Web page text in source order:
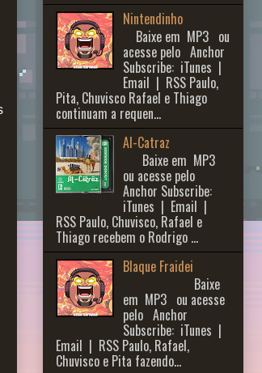
Nintendinho
Baixe em MP3 ou
acesse pelo Anchor
Subscribe: iTunes |
Email | RSS Paulo,
Pita, Chuvisco Rafael e Thiago
continuam a requen...
Al-Catraz
Baixe em MP3
ou acesse pelo
Anchor Subscribe:
iTunes | Email |
RSS Paulo, Chuvisco, Rafael e
Thiago recebem o Rodrigo ...
Blaque Fraidei
Baixe
em MP3 ou acesse
pelo Anchor
Subscribe: iTunes |
Email | RSS Paulo, Rafael,
Chuvisco e Pita fazendo...